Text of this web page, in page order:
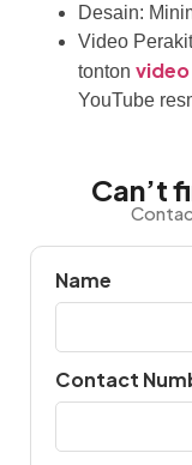
Desain:
Video
tonton video
YouTube
Can’t
Name
Contact